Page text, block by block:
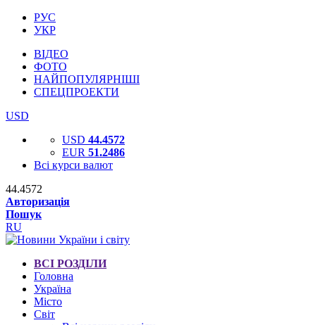
РУС
УКР
ВІДЕО
ФОТО
НАЙПОПУЛЯРНІШІ
СПЕЦПРОЕКТИ
USD
USD 44.4572
EUR 51.2486
Всі курси валют
44.4572
Авторизація
Пошук
RU
ВСІ РОЗДІЛИ
Головна
Україна
Місто
Світ